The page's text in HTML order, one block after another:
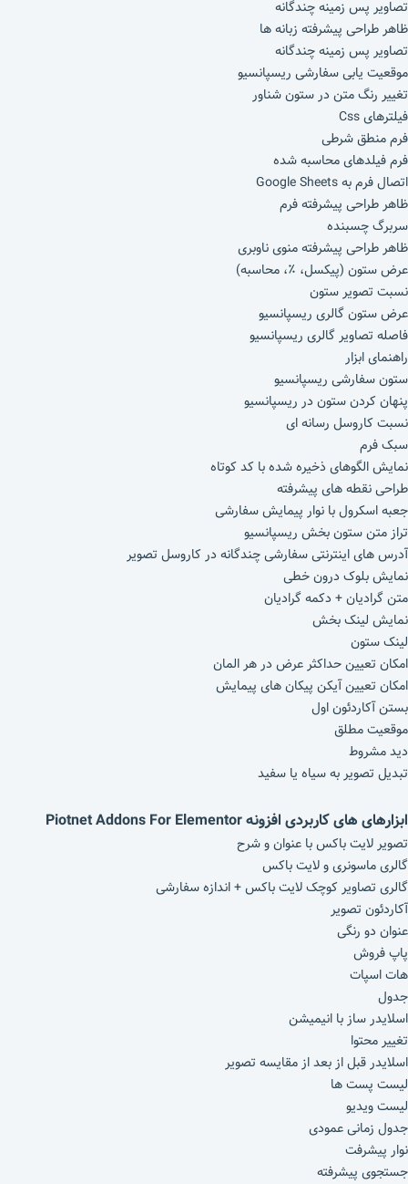
تصاویر پس زمینه چندگانه
ظاهر طراحی پیشرفته زبانه ها
تصاویر پس زمینه چندگانه
موقعیت یابی سفارشی ریسپانسیو
تغییر رنگ متن در ستون شناور
فیلترهای Css
فرم منطق شرطی
فرم فیلدهای محاسبه شده
اتصال فرم به Google Sheets
ظاهر طراحی پیشرفته فرم
سربرگ چسبنده
ظاهر طراحی پیشرفته منوی ناوبری
عرض ستون (پیکسل، ٪، محاسبه)
نسبت تصویر ستون
عرض ستون گالری ریسپانسیو
فاصله تصاویر گالری ریسپانسیو
راهنمای ابزار
ستون سفارشی ریسپانسیو
پنهان کردن ستون در ریسپانسیو
نسبت کاروسل رسانه ای
سبک فرم
نمایش الگوهای ذخیره شده با کد کوتاه
طراحی نقطه های پیشرفته
جعبه اسکرول با نوار پیمایش سفارشی
تراز متن ستون بخش ریسپانسیو
آدرس های اینترنتی سفارشی چندگانه در کاروسل تصویر
نمایش بلوک درون خطی
متن گرادیان + دکمه گرادیان
نمایش لینک بخش
لینک ستون
امکان تعیین حداکثر عرض در هر المان
امکان تعیین آیکن پیکان های پیمایش
بستن آکاردئون اول
موقعیت مطلق
دید مشروط
تبدیل تصویر به سیاه یا سفید
ابزارهای های کاربردی افزونه Piotnet Addons For Elementor
تصویر لایت باکس با عنوان و شرح
گالری ماسونری و لایت باکس
گالری تصاویر کوچک لایت باکس + اندازه سفارشی
آکاردئون تصویر
عنوان دو رنگی
پاپ فروش
هات اسپات
جدول
اسلایدر ساز با انیمیشن
تغییر محتوا
اسلایدر قبل از بعد از مقایسه تصویر
لیست پست ها
لیست ویدیو
جدول زمانی عمودی
نوار پیشرفت
جستجوی پیشرفته